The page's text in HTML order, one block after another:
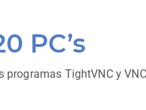
PC’s
TightVNC y